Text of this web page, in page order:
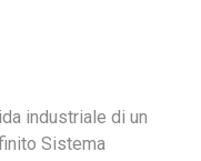
industriale di un
Sistema